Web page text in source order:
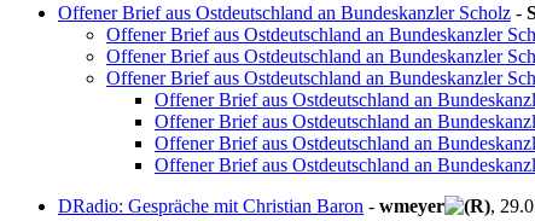
Offener Brief aus Ostdeutschland an Bundeskanzler Scholz -
Offener Brief aus Ostdeutschland an Bundeskanzler
Offener Brief aus Ostdeutschland an Bundeskanzler
Offener Brief aus Ostdeutschland an Bundeskanzler
Offener Brief aus Ostdeutschland an
Offener Brief aus Ostdeutschland an
Offener Brief aus Ostdeutschland an
Offener Brief aus Ostdeutschland an
DRadio: Gespräche mit Christian Baron - wmeyer
,